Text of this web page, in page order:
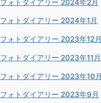
フォトダイアリー 2024年2月
フォトダイアリー 2024年1月
フォトダイアリー 2023年12
フォトダイアリー 2023年11月
フォトダイアリー 2023年10
フォトダイアリー 2023年9月